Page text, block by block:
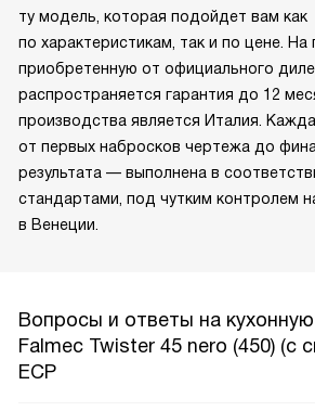
ту модель, которая подойдет вам как
по характеристикам, так и по цене. На
приобретенную от официального
распространяется гарантия до 12
производства является Италия.
от первых набросков чертежа до
результата — выполнена в
стандартами, под чутким контролем
в Венеции.
Вопросы и ответы на
Falmec Twister 45 nero (450) (с
ECP